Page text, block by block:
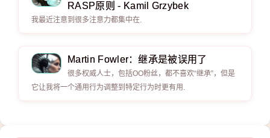
RASP原则 - Kamil Grzybek
我最近注意到很多注意力都集中在.
Martin Fowler：继承是被误用了
很多权威人士，包括OO粉丝，都不喜欢“继承”，但是
它让我将一个通用行为调整到特定行为时更有用.